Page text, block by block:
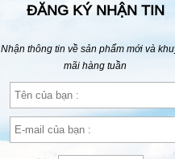
ĐĂNG KÝ NHẬN TIN
Nhận thông tin về sản phẩm mới và
mãi hàng tuần